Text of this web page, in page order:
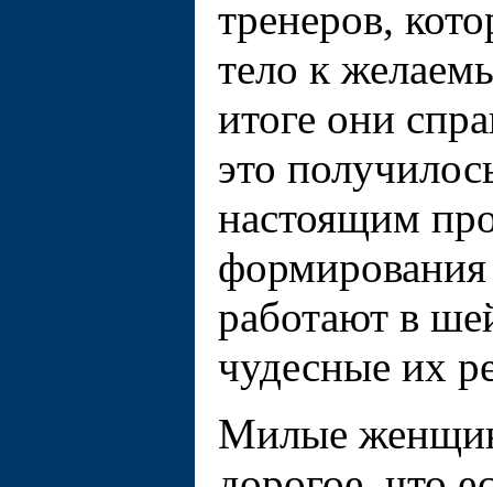
тренеров,
тело к
итоге они
это
настоящим
работают в
чудесные их
Милые